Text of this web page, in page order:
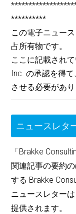
**********
この電子ニュー
占所有物です。
ここに記載され
Inc. の承認を得
させる必要があり
ニュースレタ
「Brakke
関連記事の要約
する Brakke
ニュースレター
提供されます。